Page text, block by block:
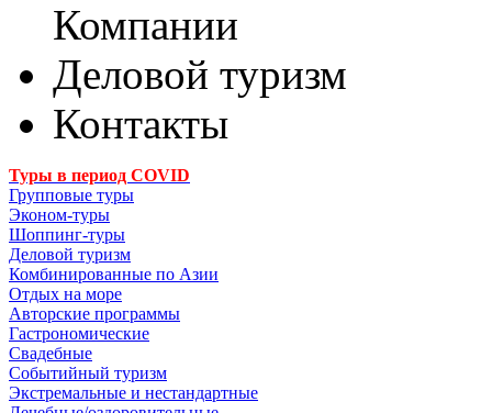
Компании
Деловой туризм
Контакты
Туры в период COVID
Групповые туры
Эконом-туры
Шоппинг-туры
Деловой туризм
Комбинированные по Азии
Отдых на море
Авторские программы
Гастрономические
Свадебные
Событийный туризм
Экстремальные и нестандартные